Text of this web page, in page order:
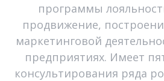
программы
продвижение,
маркетинговой
предприятиях. Имеет
консультирования ряда